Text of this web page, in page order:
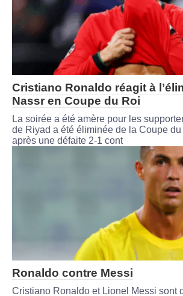
Cristiano Ronaldo réagit à
Nassr en Coupe du Roi
La soirée a été amère pour les
de Riyad a été éliminée de la Coupe
après une défaite 2-1 cont
Ronaldo contre Messi
Cristiano Ronaldo et Lionel Messi sont